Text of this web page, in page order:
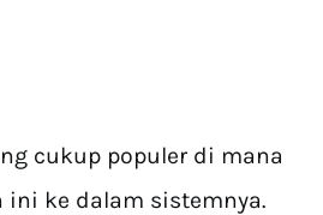
cukup populer di mana
ini ke dalam sistemnya.